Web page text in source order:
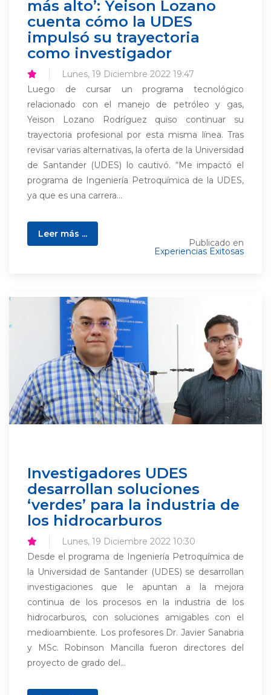
más alto’: Yeison Lozano
cuenta cómo la UDES
impulsó su trayectoria
como investigador
Lunes, 19 Diciembre 2022 19:47
Luego de cursar un programa tecnológico
relacionado con el manejo de petróleo y gas,
Yeison Lozano Rodríguez quiso continuar su
trayectoria profesional por esta misma línea. Tras
revisar varias alternativas, la oferta de la Universidad
de Santander (UDES) lo cautivó. “Me impactó el
programa de Ingeniería Petroquímica de la UDES,
ya que es una carrera...
Leer más ...
Publicado en
Experiencias Exitosas
Investigadores UDES
desarrollan soluciones
‘verdes’ para la industria de
los hidrocarburos
Lunes, 19 Diciembre 2022 10:30
Desde el programa de Ingeniería Petroquímica de
la Universidad de Santander (UDES) se desarrollan
investigaciones que le apuntan a la mejora
continua de los procesos en la industria de los
hidrocarburos, con soluciones amigables con el
medioambiente. Los profesores Dr. Javier Sanabria
y MSc. Robinson Mancilla fueron directores del
proyecto de grado del...